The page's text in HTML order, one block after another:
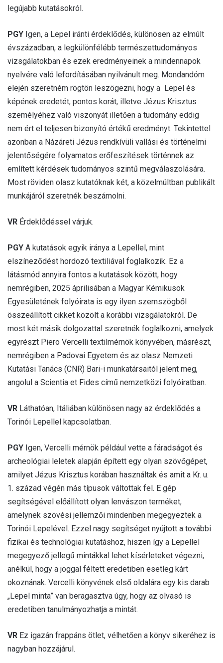
legújabb kutatásokról.
PGY Igen, a Lepel iránti érdeklődés, különösen az elmúlt
évszázadban, a legkülönfélébb természettudományos
vizsgálatokban és ezek eredményeinek a mindennapok
nyelvére való lefordításában nyilvánult meg. Mondandóm
elején szeretném rögtön leszögezni, hogy a Lepel és
képének eredetét, pontos korát, illetve Jézus Krisztus
személyéhez való viszonyát illetően a tudomány eddig
nem ért el teljesen bizonyító értékű eredményt. Tekintettel
azonban a Názáreti Jézus rendkívüli vallási és történelmi
jelentőségére folyamatos erőfeszítések történnek az
említett kérdések tudományos szintű megválaszolására.
Most röviden olasz kutatóknak két, a közelmúltban publikált
munkájáról szeretnék beszámolni.
VR Érdeklődéssel várjuk.
PGY A kutatások egyik iránya a Lepellel, mint
elszíneződést hordozó textiliával foglalkozik. Ez a
látásmód annyira fontos a kutatások között, hogy
nemrégiben, 2025 áprilisában a Magyar Kémikusok
Egyesületének folyóirata is egy ilyen szemszögből
összeállított cikket közölt a korábbi vizsgálatokról. De
most két másik dolgozattal szeretnék foglalkozni, amelyek
egyrészt Piero Vercelli textilmérnök könyvében, másrészt,
nemrégiben a Padovai Egyetem és az olasz Nemzeti
Kutatási Tanács (CNR) Bari-i munkatársaitól jelent meg,
angolul a Scientia et Fides című nemzetközi folyóiratban.
VR Láthatóan, Itáliában különösen nagy az érdeklődés a
Torinói Lepellel kapcsolatban.
PGY Igen, Vercelli mérnök például vette a fáradságot és
archeológiai leletek alapján épített egy olyan szövőgépet,
amilyet Jézus Krisztus korában használtak és amit a Kr. u.
1. század végén más típusok váltottak fel. E gép
segítségével előállított olyan lenvászon terméket,
amelynek szövési jellemzői mindenben megegyeztek a
Torinói Lepelével. Ezzel nagy segítséget nyújtott a további
fizikai és technológiai kutatáshoz, hiszen így a Lepellel
megegyező jellegű mintákkal lehet kísérleteket végezni,
anélkül, hogy a joggal féltett eredetiben esetleg kárt
okoznának. Vercelli könyvének első oldalára egy kis darab
„Lepel minta” van beragasztva úgy, hogy az olvasó is
eredetiben tanulmányozhatja a mintát.
VR Ez igazán frappáns ötlet, vélhetően a könyv sikeréhez is
nagyban hozzájárul.